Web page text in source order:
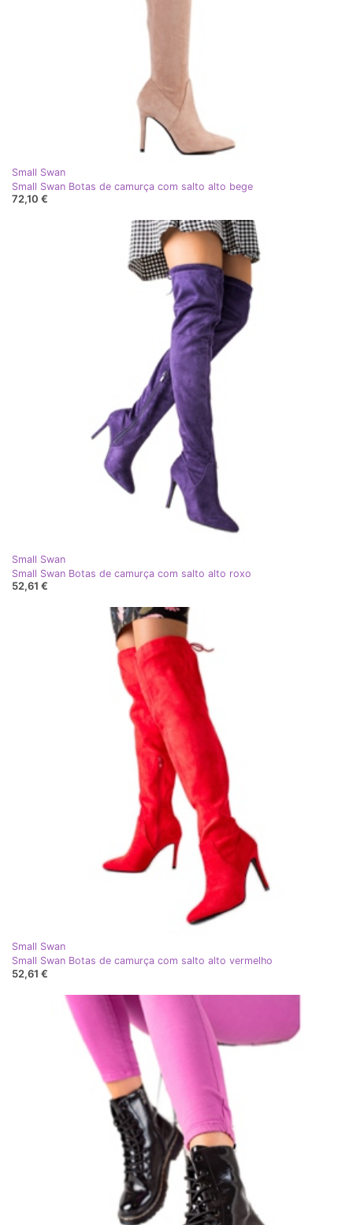
Small Swan
Small Swan Botas de camurça com salto alto bege
72,10 €
Small Swan
Small Swan Botas de camurça com salto alto roxo
52,61 €
Small Swan
Small Swan Botas de camurça com salto alto vermelho
52,61 €